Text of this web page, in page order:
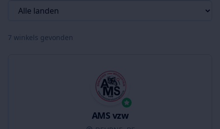
7 winkels gevonden
AMS vzw